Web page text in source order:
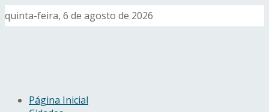
quinta-feira, 6 de agosto de 2026
Página Inicial